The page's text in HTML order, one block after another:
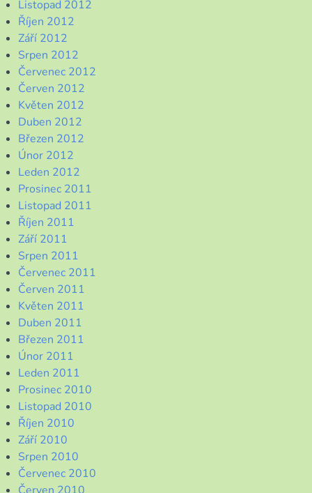
Listopad 2012
Říjen 2012
Září 2012
Srpen 2012
Červenec 2012
Červen 2012
Květen 2012
Duben 2012
Březen 2012
Únor 2012
Leden 2012
Prosinec 2011
Listopad 2011
Říjen 2011
Září 2011
Srpen 2011
Červenec 2011
Červen 2011
Květen 2011
Duben 2011
Březen 2011
Únor 2011
Leden 2011
Prosinec 2010
Listopad 2010
Říjen 2010
Září 2010
Srpen 2010
Červenec 2010